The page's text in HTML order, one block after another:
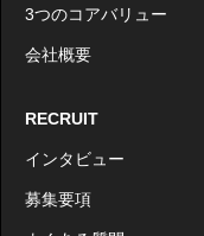
3つのコアバリュー
会社概要
RECRUIT
インタビュー
募集要項